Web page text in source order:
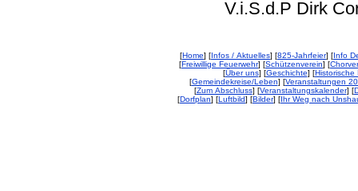
V.i.S.d.P Dirk
[Home] [Infos / Aktuelles] [825-Jahrfeier] [Info
[Freiwillige Feuerwehr] [Schützenverein] [
[Über uns] [Geschichte] [Historische
[Gemeindekreise/Leben] [Veranstaltungen
[Zum Abschluss] [Veranstaltungskalender] [
[Dorfplan] [Luftbild] [Bilder] [Ihr Weg nach